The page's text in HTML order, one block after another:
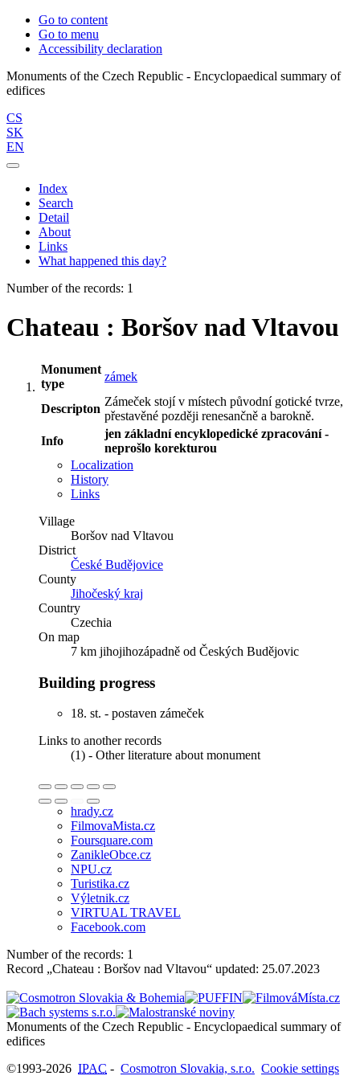
Go to content
Go to menu
Accessibility declaration
Monuments of the Czech Republic - Encyclopaedical summary of
CS
SK
EN
Index
Search
Detail
About
Links
What happened this day?
Number of the records: 1
Chateau : Boršov nad Vltavou
Monument
type
zámek
Descripton
Zámeček stojí v místech původní gotické tvrze,
přestavěné později renesančně a barokně.
Info
jen základní encyklopedické zpracování -
neprošlo korekturou
Localization
History
Links
Village
Boršov nad Vltavou
District
České Budějovice
County
Jihočeský kraj
Country
Czechia
On map
7 km jihojihozápadně od Českých Budějovic
Building progress
18. st. - postaven zámeček
Links to another records
(1) - Other literature about monument
hrady.cz
FilmovaMista.cz
Foursquare.com
ZanikleObce.cz
NPU.cz
Turistika.cz
Výletnik.cz
VIRTUAL TRAVEL
Facebook.com
Number of the records: 1
Record „Chateau : Boršov nad Vltavou“ updated: 25.07.2023
Monuments of the Czech Republic - Encyclopaedical summary of
©1993-2026 IPAC - Cosmotron Slovakia, s.r.o. Cookie settings